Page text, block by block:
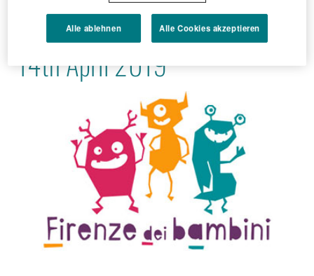
Children's Florence: 12nd -
14th April 2019
Alle ablehnen Alle Cookies akzeptieren